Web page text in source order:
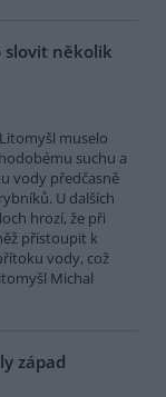
slovit několik
muselo
suchu a
vody předčasně
U dalších
hrozí, že při
přistoupit k
vody, což
Michal
západ